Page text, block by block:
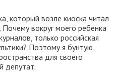
который возле киоска читал
вокруг моего ребенка
только российская
Поэтому я бунтую,
для своего
депутат.